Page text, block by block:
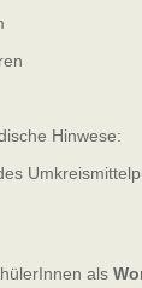
Hinwese:
als